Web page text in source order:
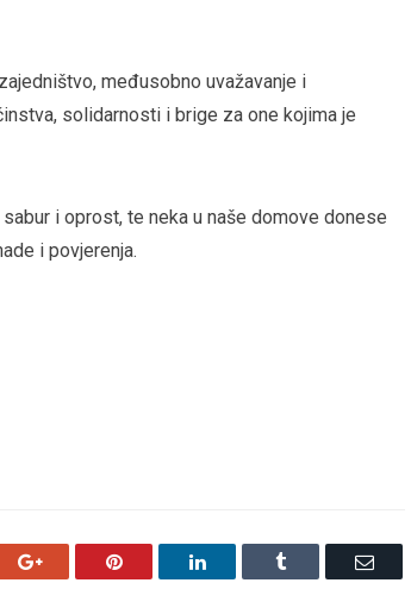
međusobno uvažavanje i
solidarnosti i brige za one kojima je
i oprost, te neka u naše domove donese
i povjerenja.
Google+ Pinterest LinkedIn Tumblr Email